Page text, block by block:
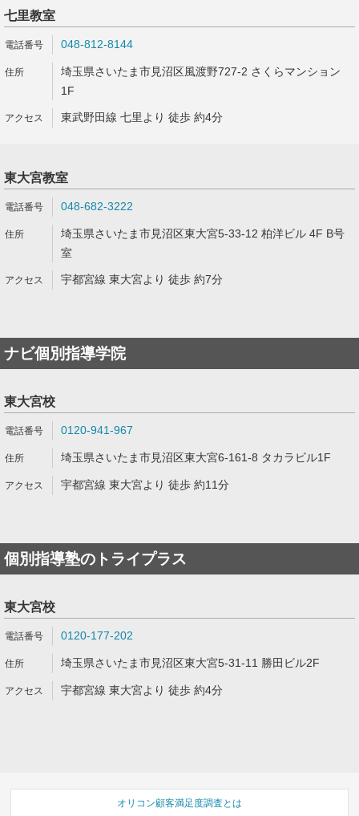
七里教室
048-812-8144
埼玉県さいたま市見沼区風渡野727-2 さくらマンション
1F
東武野田線 七里より 徒歩 約4分
東大宮教室
048-682-3222
埼玉県さいたま市見沼区東大宮5-33-12 柏洋ビル 4F B号
室
宇都宮線 東大宮より 徒歩 約7分
ナビ個別指導学院
東大宮校
0120-941-967
埼玉県さいたま市見沼区東大宮6-161-8 タカラビル1F
宇都宮線 東大宮より 徒歩 約11分
個別指導塾のトライプラス
東大宮校
0120-177-202
埼玉県さいたま市見沼区東大宮5-31-11 勝田ビル2F
宇都宮線 東大宮より 徒歩 約4分
オリコン顧客満足度調査とは